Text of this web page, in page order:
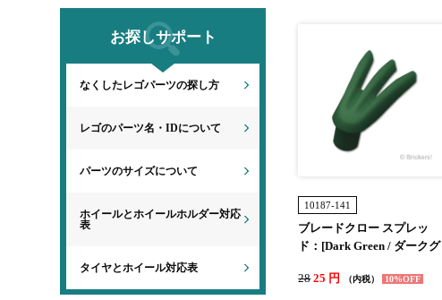
お探しサポート
なくしたレゴパーツの探し方
レゴのパーツ名・IDについて
パーツのサイズについて
ホイールとホイールホルダー対応
表
タイヤとホイール対応表
10187-141
ブレードクロー スプレッ
ド：[Dark Green / ダークグ
2825 円 （内税） 10%OFF